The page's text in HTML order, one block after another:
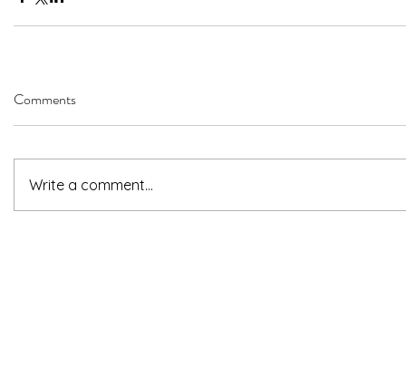
Comments
Write a comment...